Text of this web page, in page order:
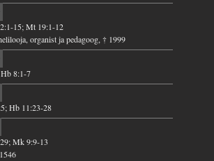
15; Mt 19:1-12
organist ja pedagoog, † 1999
8:1-7
Hb 11:23-28
Mk 9:9-13